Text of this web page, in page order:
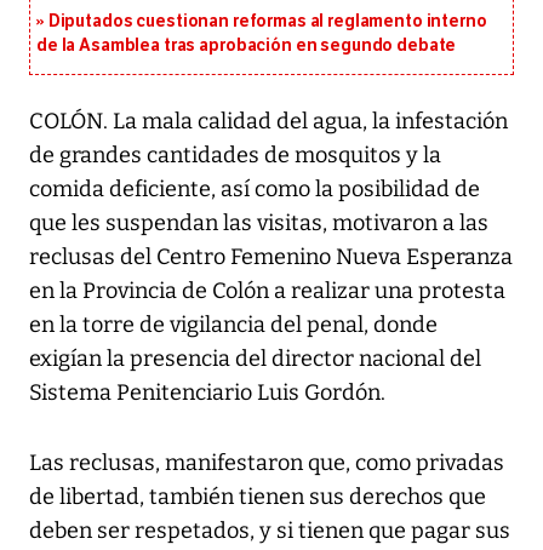
Diputados cuestionan reformas al reglamento interno
de la Asamblea tras aprobación en segundo debate
COLÓN. La mala calidad del agua, la infestación
de grandes cantidades de mosquitos y la
comida deficiente, así como la posibilidad de
que les suspendan las visitas, motivaron a las
reclusas del Centro Femenino Nueva Esperanza
en la Provincia de Colón a realizar una protesta
en la torre de vigilancia del penal, donde
exigían la presencia del director nacional del
Sistema Penitenciario Luis Gordón.
Las reclusas, manifestaron que, como privadas
de libertad, también tienen sus derechos que
deben ser respetados, y si tienen que pagar sus